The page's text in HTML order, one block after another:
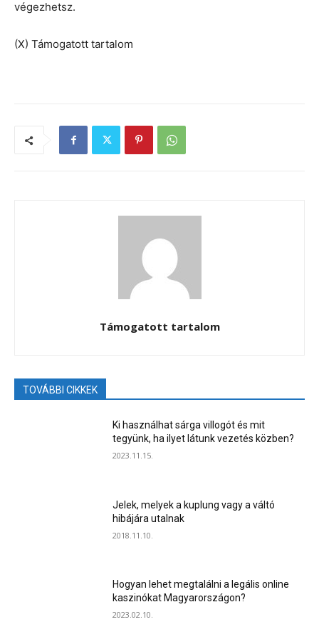
végezhetsz.
(X) Támogatott tartalom
Támogatott tartalom
TOVÁBBI CIKKEK
Ki használhat sárga villogót és mit
tegyünk, ha ilyet látunk vezetés közben?
2023.11.15.
Jelek, melyek a kuplung vagy a váltó
hibájára utalnak
2018.11.10.
Hogyan lehet megtalálni a legális online
kaszinókat Magyarországon?
2023.02.10.